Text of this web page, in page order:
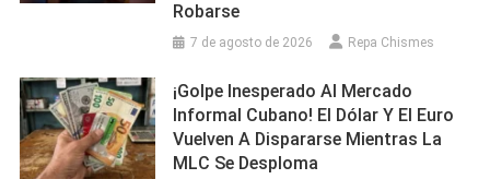
Robarse
7 de agosto de 2026 Repa Chismes
¡Golpe Inesperado Al Mercado
Informal Cubano! El Dólar Y El Euro
Vuelven A Dispararse Mientras La
MLC Se Desploma